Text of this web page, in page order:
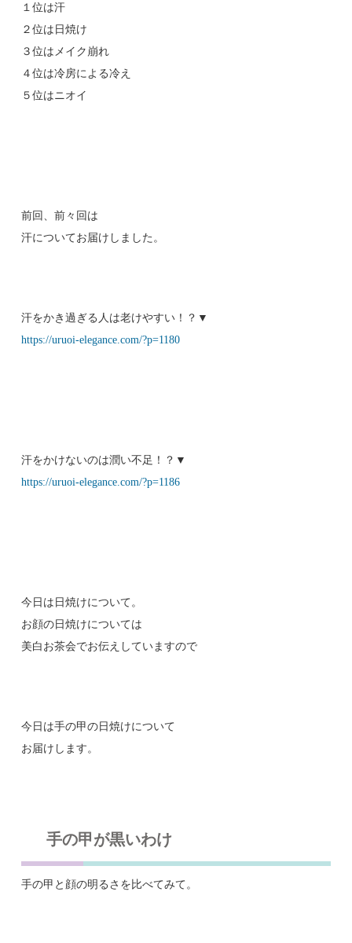
１位は汗
２位は日焼け
３位はメイク崩れ
４位は冷房による冷え
５位はニオイ
前回、前々回は
汗についてお届けしました。
汗をかき過ぎる人は老けやすい！？▼
https://uruoi-elegance.com/?p=1180
汗をかけないのは潤い不足！？▼
https://uruoi-elegance.com/?p=1186
今日は日焼けについて。
お顔の日焼けについては
美白お茶会でお伝えしていますので
今日は手の甲の日焼けについて
お届けします。
手の甲が黒いわけ
手の甲と顔の明るさを比べてみて。